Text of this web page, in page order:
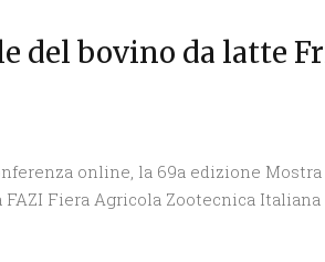
del bovino da latte
online, la 69a edizione
Fiera Agricola Zootecnica